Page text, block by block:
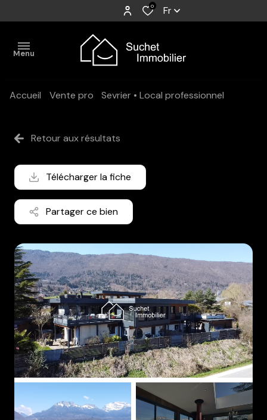
0 Fr
Menu
Acheter
Estimer
Vendus
Mr
Immo
Avis
clients
Contact
Accueil Vente pro Sevrier Local professionnel
Retour aux résultats
Télécharger la fiche
Partager ce bien